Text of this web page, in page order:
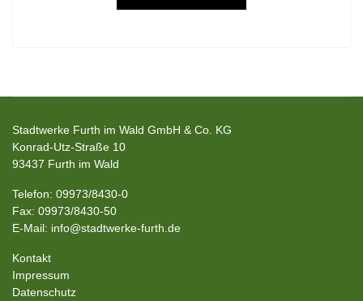
Stadtwerke Furth im Wald GmbH & Co. KG
Konrad-Utz-Straße 10
93437 Furth im Wald
Telefon: 09973/8430-0
Fax: 09973/8430-50
E-Mail: info@stadtwerke-furth.de
Kontakt
Impressum
Datenschutz